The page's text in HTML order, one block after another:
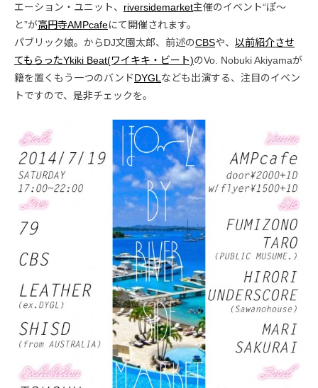
エーション・ユニット、 riversidemarket主催のイベント“ぽ〜
と”が高円寺AMPcafeにて開催されます。
パブリック娘。からDJ文園太郎、前述のCBSや、 以前紹介させ
てもらったYkiki Beat(ワイキキ・ビート)のVo. Nobuki Akiyamaが
籍を置くもう一つのバンドDYGL なども出演する、注目のイベン
トですので、是非チェックを。